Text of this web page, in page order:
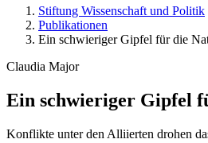
Stiftung Wissenschaft und Politik
Publikationen
Ein schwieriger Gipfel für die
Claudia Major
Ein schwieriger Gipfel
Konflikte unter den Alliierten drohen